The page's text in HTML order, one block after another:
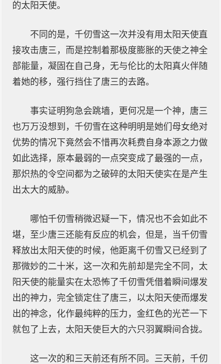
的太阳天使。
不同的是，千仞雪这一次并没有用太阳天使直
接攻击唐三，而是控制着那极度膨胀的天使之神全
部能量，凝固在自己身，无与伦比的太阳真火伴随
着她的移，强行挡住了唐三的去路。
事实证明狗急会跳墙，更何况是一个神，唐三
也万万没想到，千仞雪在这种明明是她们母女绝对
优势的情况下竟然会不惜再次耗费自身本源之力做
如此选择，原本最弱的一点突变成了最强的一点，
那炽热的令空间都为之破碎的太阳天使实在是产生
出太大的威胁。
哪怕千仞雪稍微迟疑一下，情况也不会如此不
堪，至少唐三还能有反应的机会，但是，当千仞雪
释放出太阳天使的时候，他距离千仞雪又已经到了
那微妙的二十米，这一次和先前却是完全不同，太
阳天使的能量实在太恐怖了千仞雪凭借着瞬间爆发
出的神力，完全锁定住了唐三，以太阳天使而爆发
出的神念，化作最纯粹的压力，金红色的光芒一下
就包了上去，太阳天使巨大的六只羽翼瞬间合拢。
这一次的和三天前还有所不同。三天前，千仞